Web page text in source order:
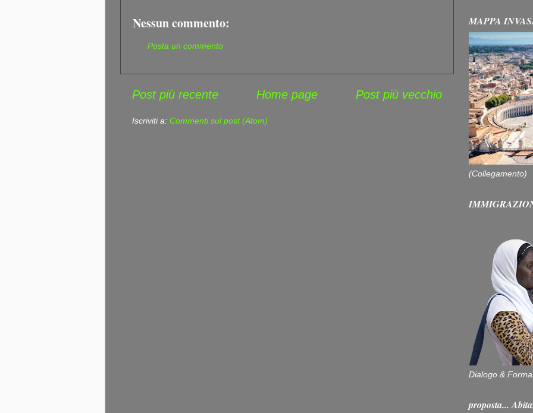
Nessun commento:
Posta un commento
Post più recente Post più vecchio
Home page
Iscriviti a: Commenti sul post (Atom)
MAPPA
(Collegamento)
Dialogo &
proposta...